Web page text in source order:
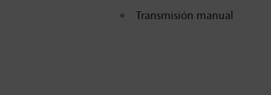
Transmisión manual